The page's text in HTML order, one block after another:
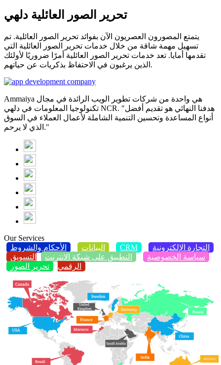
تحرير الصور العائلية دلهي
يتمتع المصورون العصريون الآن بفوائد تحرير الصور العائلية. تم
تسهيل مهمة شاقة من خلال خدمات تحرير الصور العائلية التي
تقدمها أمايا. تعد خدمات تحرير الصور العائلية أمرًا ضروريًا لأولئك
الذين يرغبون في الاحتفاظ بذكريات عن حياتهم.
Ammaiya هي واحدة من شركات تطوير الويب الرائدة في مجال
تكنولوجيا المعلومات في دلهي NCR. "هدفنا النهائي هو تقديم أفضل
أنواع المساعدة وتحسين التنمية الشاملة لأعمال العملاء في السوق
الذي لا يرحم."
Our Services
البيانات
الأحكام والشروط CRM
التجارة الإلكترونية
سياسة الخصوصية
التطبيق على شبكة الإنترنت
التسويق
الرقمي
تحرير الصور